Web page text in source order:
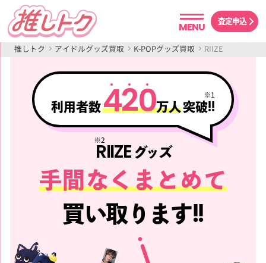
MENU
査定申込
推しトク アイドルグッズ買取 K-POPグッズ買取 RIIZE
利用者数420万人突破!!
※1
※2
RIIZE グッズ
手間なくまとめて
買い取ります!!